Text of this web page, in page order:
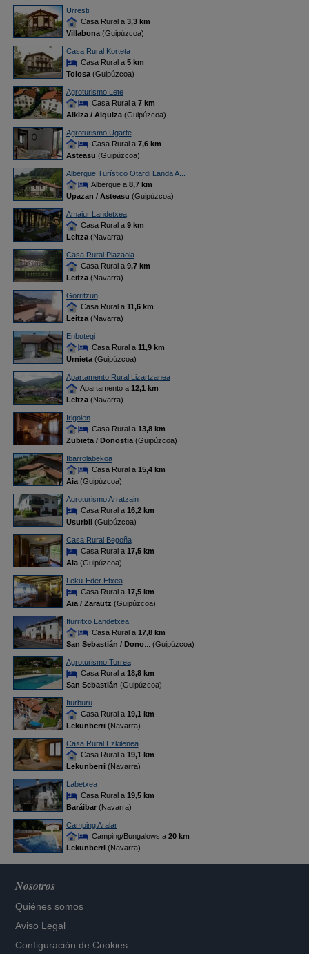
Urresti
Casa Rural a 3,3 km
Villabona(Guipúzcoa)
Casa Rural Korteta
Casa Rural a 5 km
Tolosa(Guipúzcoa)
Agroturismo Lete
Casa Rural a 7 km
Alkiza / Alquiza(Guipúzcoa)
Agroturismo Ugarte
Casa Rural a 7,6 km
Asteasu (Guipúzcoa)
Albergue Turístico Otardi Landa A...
Albergue a 8,7 km
Upazan / Asteasu (Guipúzcoa)
Amaiur Landetxea
Casa Rural a 9 km
Leitza(Navarra)
Casa Rural Plazaola
Casa Rural a 9,7 km
Leitza(Navarra)
Gorritzun
Casa Rural a 11,6 km
Leitza(Navarra)
Enbutegi
Casa Rural a 11,9 km
Urnieta(Guipúzcoa)
Apartamento Rural Lizartzanea
Apartamento a 12,1 km
Leitza(Navarra)
Irigoien
Casa Rural a 13,8 km
Zubieta / Donostia(Guipúzcoa)
Ibarrolabekoa
Casa Rural a 15,4 km
Aia(Guipúzcoa)
Agroturismo Arratzain
Casa Rural a 16,2 km
Usurbil(Guipúzcoa)
Casa Rural Begoña
Casa Rural a 17,5 km
Aia(Guipúzcoa)
Leku-Eder Etxea
Casa Rural a 17,5 km
Aia / Zarautz (Guipúzcoa)
Iturritxo Landetxea
Casa Rural a 17,8 km
San Sebastián / Dono... (Guipúzcoa)
Agroturismo Torrea
Casa Rural a 18,8 km
San Sebastián (Guipúzcoa)
Iturburu
Casa Rural a 19,1 km
Lekunberri(Navarra)
Casa Rural Ezkilenea
Casa Rural a 19,1 km
Lekunberri(Navarra)
Labetxea
Casa Rural a 19,5 km
Baráibar(Navarra)
Camping Aralar
Camping/Bungalows a 20 km
Lekunberri(Navarra)
Nosotros
Quiénes somos
Aviso Legal
Configuración de Cookies